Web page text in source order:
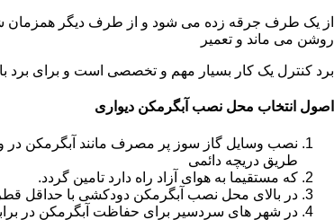
از یک طرف جرقه زده می شود و از طرف دیگر همزمان
روشن می ماند و تعمیر
برد کنترل یک کار بسیار مهم و تخصصی است و برای برد
اصول انتخاب محل نصب آبگرمکن دیواری
طریق دریچه دائمی
که مستقیما به هوای آزاد راه دارد تامین گردد.
در بالای محل نصب آبگرمکن دودکشی با حداقل قطر 150 میلیمتر تعبیه شده
در شهر های سردسیر برای حفاظت آبگرمکن در